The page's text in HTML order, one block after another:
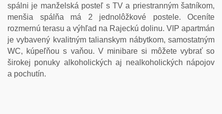
spálni je manželská posteľ s TV a priestranným šatníkom,
menšia spálňa má 2 jednolôžkové postele. Oceníte
rozmernú terasu a výhľad na Rajeckú dolinu. VIP apartmán
je vybavený kvalitným talianskym nábytkom, samostatným
WC, kúpeľňou s vaňou. V minibare si môžete vybrať so
širokej ponuky alkoholických aj nealkoholických nápojov
a pochutín.